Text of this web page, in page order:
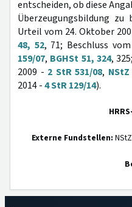
entscheiden, ob diese
Überzeugungsbildung zu
Urteil vom 24. Oktober
48, 52, 71; Beschluss
159/07, BGHSt 51, 324,
2009 - 2 StR 531/08,
2014 -4 StR 129/14).
Externe Fundstellen: